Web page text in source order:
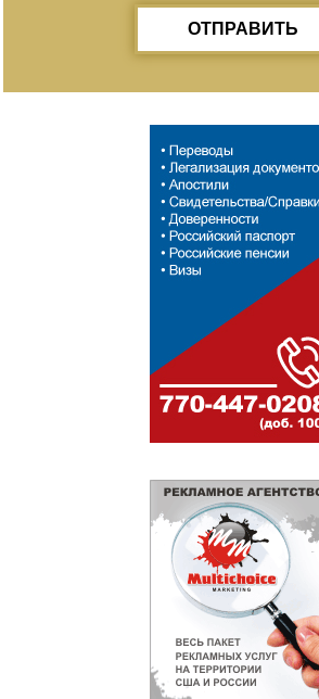
ОТПРАВИТЬ